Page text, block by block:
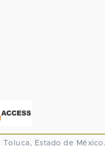
Toluca, Estado de México.